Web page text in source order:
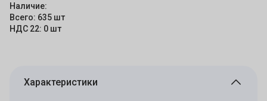
Наличие:
Всего: 635 шт
НДС 22: 0 шт
Характеристики